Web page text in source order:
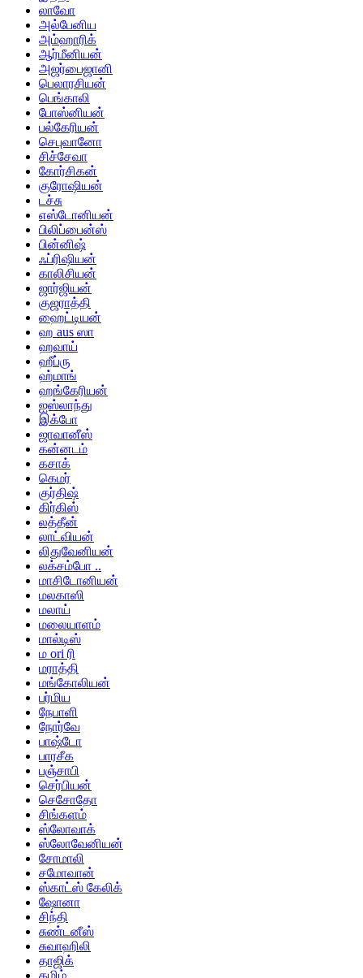
லாவோ
அல்பேனிய
அம்ஹாரிக்
ஆர்மீனியன்
அஜர்பைஜானி
பெலாரசியன்
பெங்காலி
போஸ்னியன்
பல்கேரியன்
செபுவானோ
சிச்சேவா
கோர்சிகன்
குரோஷியன்
டச்சு
எஸ்டோனியன்
பிலிப்பைன்ஸ்
பின்னிஷ்
ஃப்ரிஷியன்
காலிசியன்
ஜார்ஜியன்
குஜராத்தி
ஹைட்டியன்
ஹ aus ஸா
ஹவாய்
ஹீப்ரு
ஹ்மாங்
ஹங்கேரியன்
ஐஸ்லாந்து
இக்போ
ஜாவானீஸ்
கன்னடம்
கசாக்
கெமர்
குர்திஷ்
கிர்கிஸ்
லத்தீன்
லாட்வியன்
லிதுவேனியன்
லக்சம்போ ..
மாசிடோனியன்
மலகாஸி
மலாய்
மலையாளம்
மால்டிஸ்
ம ori ரி
மராத்தி
மங்கோலியன்
பர்மிய
நேபாளி
நோர்வே
பாஷ்டோ
பாரசீக
பஞ்சாபி
செர்பியன்
செசோதோ
சிங்களம்
ஸ்லோவாக்
ஸ்லோவேனியன்
சோமாலி
சமோவான்
ஸ்காட்ஸ் கேலிக்
ஷோனா
சிந்தி
சுண்டனீஸ்
சுவாஹிலி
தாஜிக்
தமிழ்